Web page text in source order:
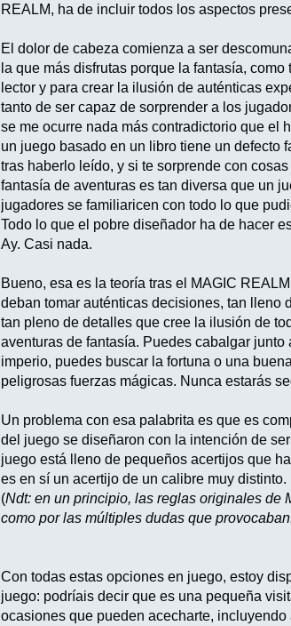
REALM, ha de incluir todos los aspectos
El dolor de cabeza comienza a ser
la que más disfrutas porque la fantasía,
lector y para crear la ilusión de auténticas
tanto de ser capaz de sorprender a los
se me ocurre nada más contradictorio que el
un juego basado en un libro tiene un defecto
tras haberlo leído, y si te sorprende con
fantasía de aventuras es tan diversa que un
jugadores se familiaricen con todo lo que
Todo lo que el pobre diseñador ha de hacer
Ay. Casi nada.
Bueno, esa es la teoría tras el MAGIC
deban tomar auténticas decisiones, tan lleno
tan pleno de detalles que cree la ilusión de
aventuras de fantasía. Puedes cabalgar
imperio, puedes buscar la fortuna o una
peligrosas fuerzas mágicas. Nunca estarás
Un problema con esa palabrita es que es
del juego se diseñaron con la intención de
juego está lleno de pequeños acertijos que
es en sí un acertijo de un calibre muy distinto.
(Ndt: en un principio, las reglas originales de
como por las múltiples dudas que
Con todas estas opciones en juego, estoy
juego: podríais decir que es una pequeña
ocasiones que pueden acecharte,